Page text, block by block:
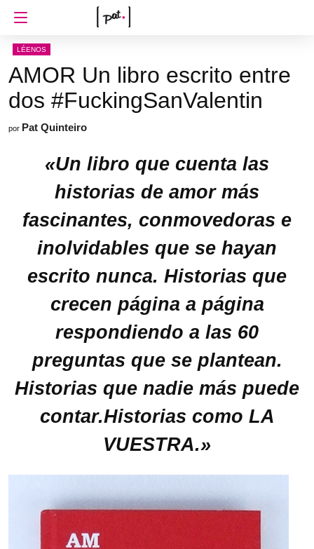
LÉENOS
AMOR Un libro escrito entre
dos #FuckingSanValentin
por Pat Quinteiro
«Un libro que cuenta las
historias de amor más
fascinantes, conmovedoras e
inolvidables que se hayan
escrito nunca. Historias que
crecen página a página
respondiendo a las 60
preguntas que se plantean.
Historias que nadie más puede
contar.Historias como LA
VUESTRA.»